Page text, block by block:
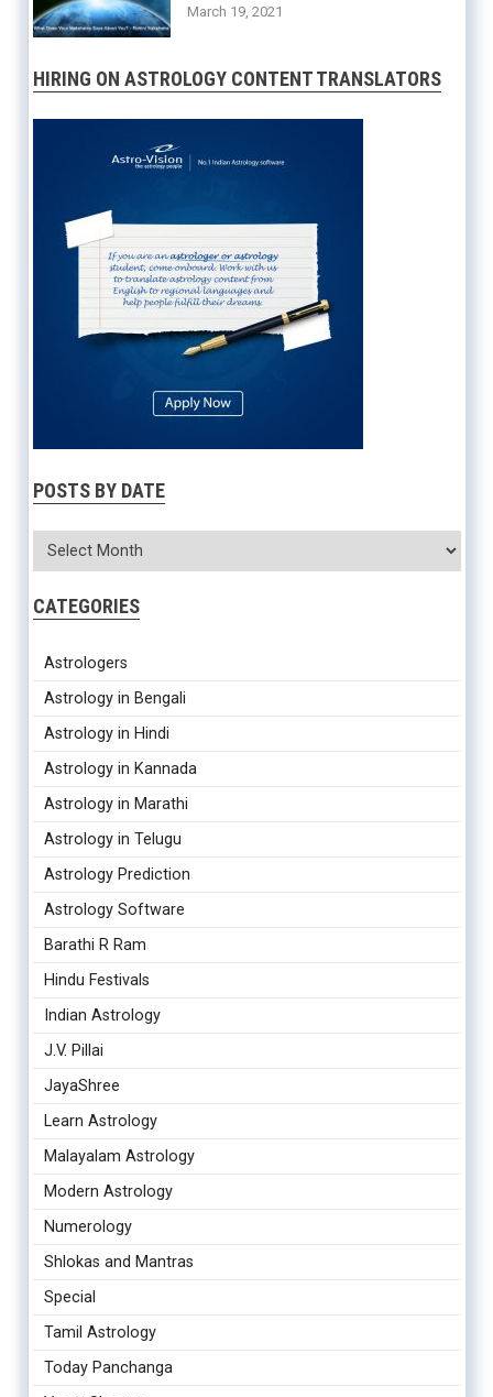
March 19, 2021
HIRING ON ASTROLOGY CONTENT TRANSLATORS
POSTS BY DATE
CATEGORIES
Astrologers
Astrology in Bengali
Astrology in Hindi
Astrology in Kannada
Astrology in Marathi
Astrology in Telugu
Astrology Prediction
Astrology Software
Barathi R Ram
Hindu Festivals
Indian Astrology
J.V. Pillai
JayaShree
Learn Astrology
Malayalam Astrology
Modern Astrology
Numerology
Shlokas and Mantras
Special
Tamil Astrology
Today Panchanga